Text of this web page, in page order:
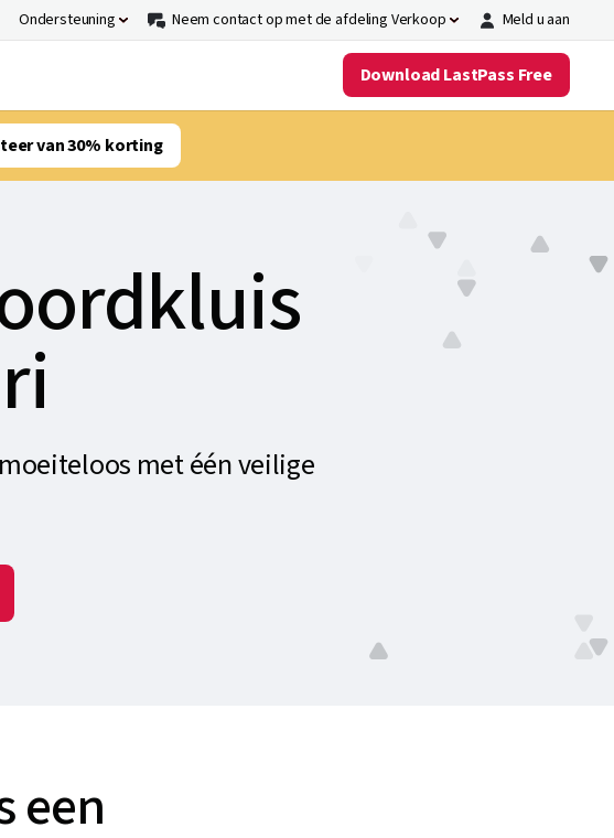
Ondersteuning Neem contact op met de afdeling Verkoop Meld u aan
Download LastPass Free
van 30% korting
met één veilige
een